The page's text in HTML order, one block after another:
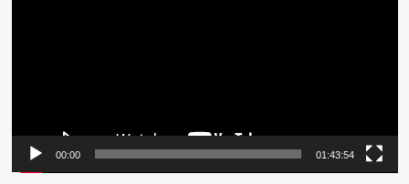
00:00 01:43:54